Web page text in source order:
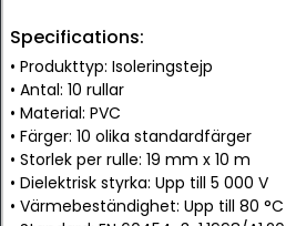
Specifications:
• Produkttyp: Isoleringstejp
• Antal: 10 rullar
• Material: PVC
• Färger: 10 olika standardfärger
• Storlek per rulle: 19 mm x 10 m
• Dielektrisk styrka: Upp till 5 000 V
• Värmebeständighet: Upp till 80 °C